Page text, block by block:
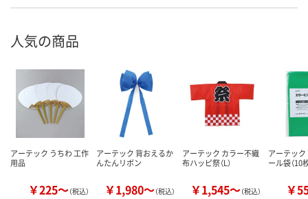
人気の商品
アーテック うちわ 工作
用品
￥225～（税込）
アーテック 背おえるか
んたんリボン
￥1,980～（税込）
アーテック カラー不織
布ハッピ祭（L）
￥1,545～（税込）
アーテッ
ール袋（10
￥